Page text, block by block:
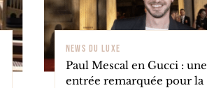
NEWS DU LUXE
Paul Mescal en Gucci : une
entrée remarquée pour la